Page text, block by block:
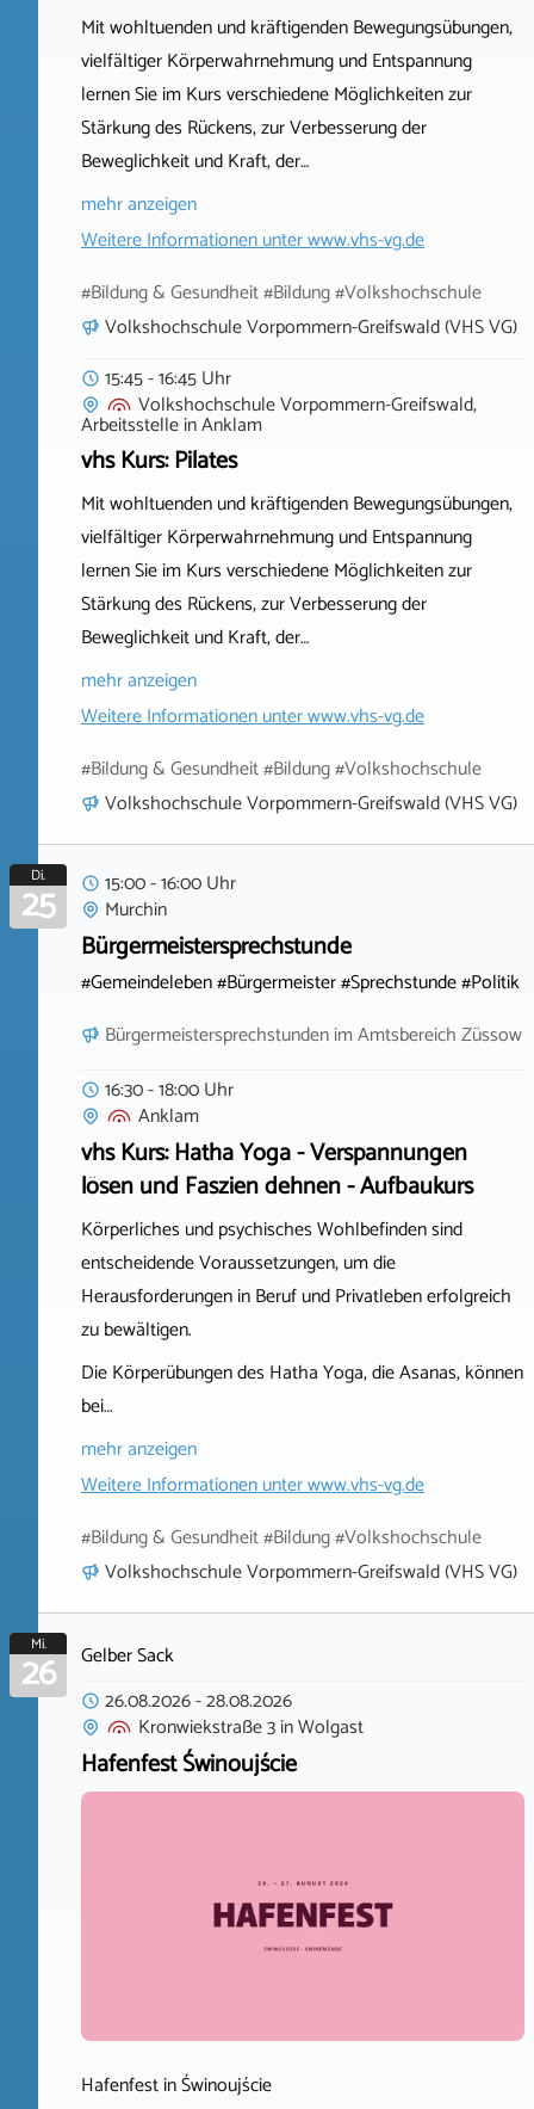
Mit wohltuenden und kräftigenden Bewegungsübungen,
vielfältiger Körperwahrnehmung und Entspannung
lernen Sie im Kurs verschiedene Möglichkeiten zur
Stärkung des Rückens, zur Verbesserung der
Beweglichkeit und Kraft, der…
mehr anzeigen
Weitere Informationen unterwww.vhs-vg.de
#Bildung & Gesundheit #Bildung #Volkshochschule
Volkshochschule Vorpommern-Greifswald (VHS VG)
15:45 - 16:45 Uhr
Volkshochschule Vorpommern-Greifswald,
ArbeitsstelleinAnklam
vhs Kurs: Pilates
Mit wohltuenden und kräftigenden Bewegungsübungen,
vielfältiger Körperwahrnehmung und Entspannung
lernen Sie im Kurs verschiedene Möglichkeiten zur
Stärkung des Rückens, zur Verbesserung der
Beweglichkeit und Kraft, der…
mehr anzeigen
Weitere Informationen unterwww.vhs-vg.de
#Bildung & Gesundheit #Bildung #Volkshochschule
Volkshochschule Vorpommern-Greifswald (VHS VG)
Di.
25
15:00 - 16:00 Uhr
Murchin
Bürgermeistersprechstunde
#Gemeindeleben #Bürgermeister #Sprechstunde #Politik
Bürgermeistersprechstunden im Amtsbereich Züssow
16:30 - 18:00 Uhr
Anklam
vhs Kurs: Hatha Yoga - Verspannungen
lösen und Faszien dehnen - Aufbaukurs
Körperliches und psychisches Wohlbefinden sind
entscheidende Voraussetzungen, um die
Herausforderungen in Beruf und Privatleben erfolgreich
zu bewältigen.
Die Körperübungen des Hatha Yoga, die Asanas, können
bei…
mehr anzeigen
Weitere Informationen unterwww.vhs-vg.de
#Bildung & Gesundheit #Bildung #Volkshochschule
Volkshochschule Vorpommern-Greifswald (VHS VG)
Mi.
26
Gelber Sack
26.08.2026-28.08.2026
Kronwiekstraße 3inWolgast
Hafenfest Świnoujście
Hafenfest in Świnoujście